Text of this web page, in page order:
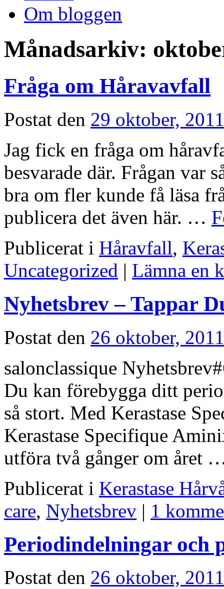
Om bloggen
Månadsarkiv:
Fråga om Håravavfall
Postat den 29 oktober, 2011
Jag fick en fråga om
besvarade där. Frågan var
bra om fler kunde få läsa
publicera det även här. …
Publicerat i Håravfall,
Uncategorized | Lämna en
Nyhetsbrev – Tappar
Postat den 26 oktober, 2011
salonclassique
Du kan förebygga ditt
så stort. Med Kerastase
Kerastase Specifique
utföra två gånger om året
Publicerat i Kerastase
care, Nyhetsbrev | 1
Periodindelningar och
Postat den 26 oktober, 2011